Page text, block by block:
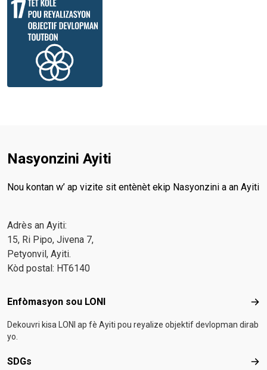
Nasyonzini Ayiti
Nou kontan w’ ap vizite sit entènèt ekip Nasyonzini a an Ayiti
Adrès an Ayiti:
15, Ri Pipo, Jivena 7,
Petyonvil, Ayiti.
Kòd postal: HT6140
Footer menu
Enfòmasyon sou LONI
Dekouvri kisa LONI ap fè Ayiti pou reyalize objektif devlopman dirab
yo.
SDGs